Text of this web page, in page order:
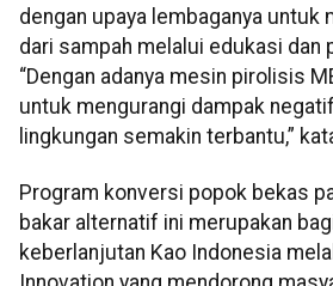
dengan upaya lembaganya untuk
dari sampah melalui edukasi dan
“Dengan adanya mesin pirolisis
untuk mengurangi dampak
lingkungan semakin terbantu,”
Program konversi popok bekas
bakar alternatif ini merupakan
keberlanjutan Kao Indonesia